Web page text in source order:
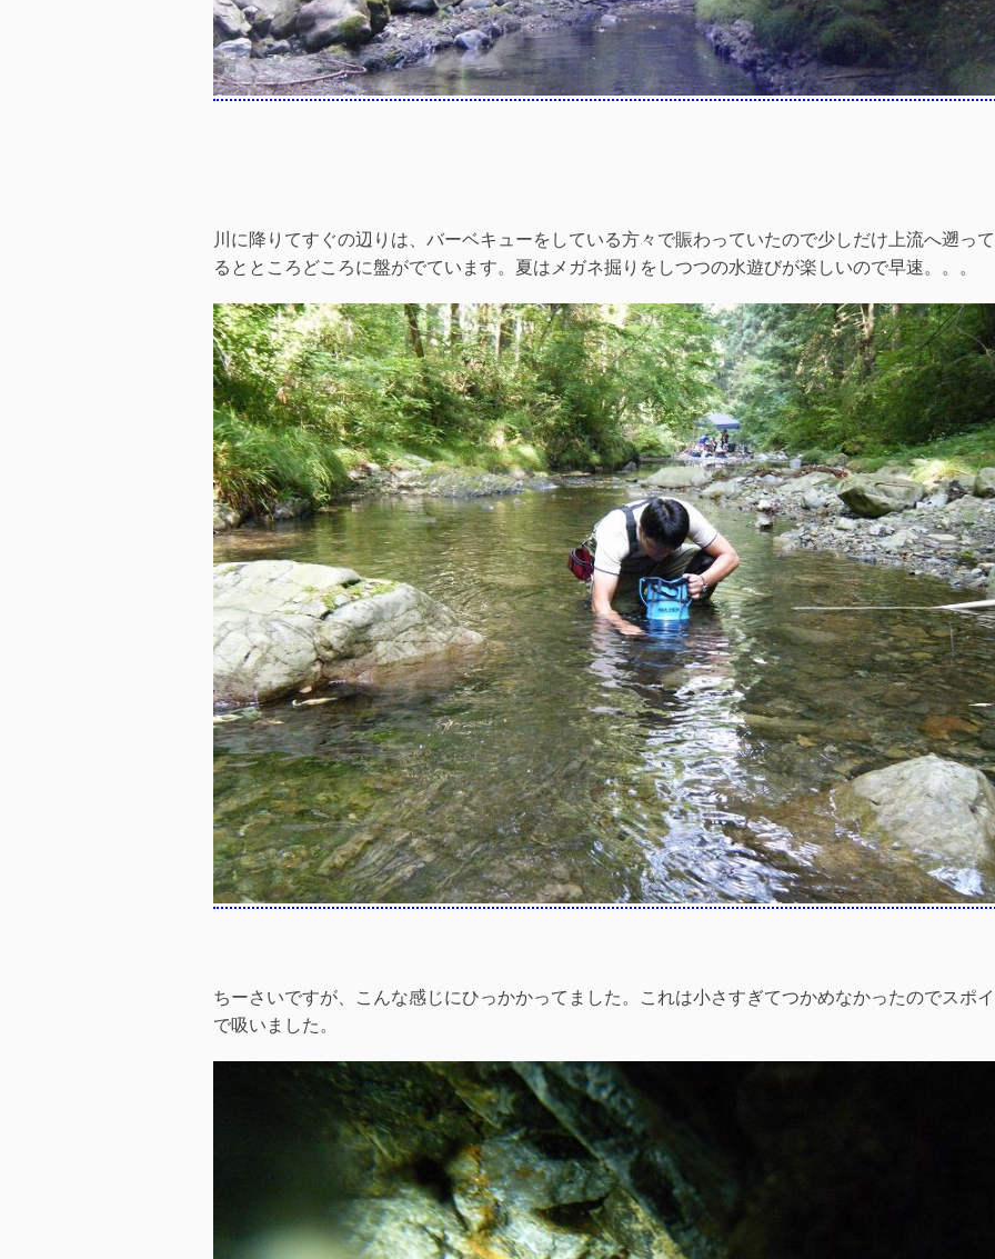
川に降りてすぐの辺りは、バーベキューをしている方々で賑わっていたので少しだけ上流へ遡っ
るとところどころに盤がでています。夏はメガネ掘りをしつつの水遊びが楽しいので早速。。。
ちーさいですが、こんな感じにひっかかってました。これは小さすぎてつかめなかったのでスポイ
で吸いました。